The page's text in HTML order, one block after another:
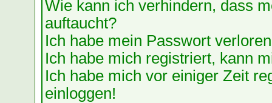
Wie kann ich verhindern, dass
auftaucht?
Ich habe mein Passwort
Ich habe mich registriert, kann
Ich habe mich vor einiger Zeit
einloggen!